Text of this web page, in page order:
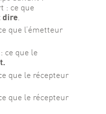
: ce que
dire
que l’émetteur
ce que le
que le récepteur
que le récepteur